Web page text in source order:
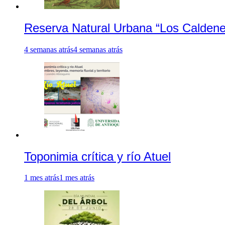
Reserva Natural Urbana “Los
4 semanas atrás4 semanas atrás
Toponimia crítica y río Atuel
1 mes atrás1 mes atrás